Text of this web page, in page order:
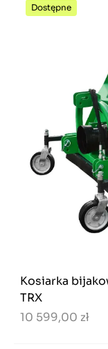
Dostępne
Kosiarka
TRX
10 599,00 zł